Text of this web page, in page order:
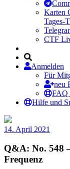
Karten
Tages-
CTF
Anmelden
Für
neu
FAQ
Hilfe und
14. April 2021
Q&A: No. 548
Frequenz